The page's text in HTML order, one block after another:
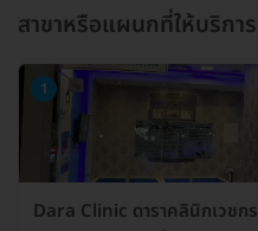
สาขาหรือแผนกที่ให้บริการ
1
Dara Clinic ดาราคลินิกเวชก